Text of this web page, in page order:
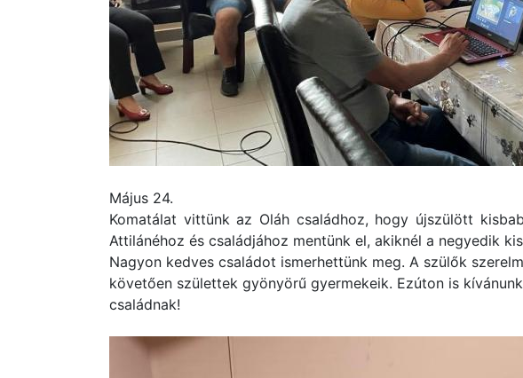
Május 24.
Komatálat vittünk az Oláh családhoz, hogy újszülött
Attilánéhoz és családjához mentünk el, akiknél a negyedik
Nagyon kedves családot ismerhettünk meg. A szülők
követően születtek gyönyörű gyermekeik. Ezúton is
családnak!